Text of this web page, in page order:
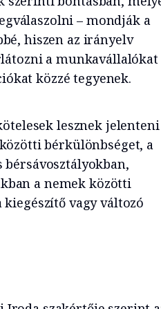
– mondják a
hiszen az irányelv
a munkavállalókat
közzé tegyenek.
lesznek jelenteni
bérkülönbséget, a
a nemek közötti
vagy változó